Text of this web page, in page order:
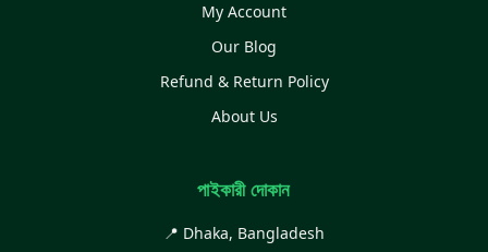
My Account
Our Blog
Refund & Return Policy
About Us
পাইকারী দোকান
📍 Dhaka, Bangladesh